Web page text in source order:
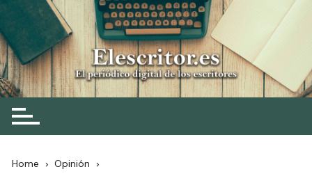
Skip
to
content
Elescritor.es
El periódico digital de los escritores
Home
Opinión